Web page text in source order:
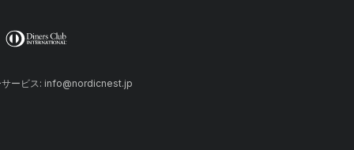
ービス: info@nordicnest.jp